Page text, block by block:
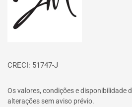
CRECI: 51747-J
Os valores, condições e disponibilidade
alterações sem aviso prévio.